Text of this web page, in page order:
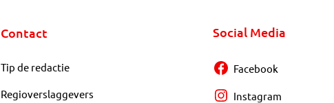
Contact
Tip de redactie
Regioverslaggevers
Social Media
Facebook
Instagram